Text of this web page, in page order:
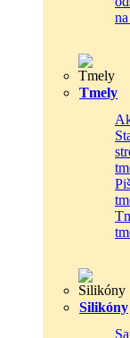
Tmely
Silikóny